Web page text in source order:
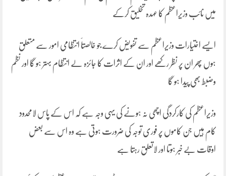
میں نائب وزیراعظم کا عہدہ تخلیق کرکے
ایسے اختیارات وزیراعظم سے تفویض کرے جو خالصتاََ انتظامی امور سے متعلق
ہوں پھر ان پر نظر رکھے اور ان کے اثرات کا جائزہ لے انتظام بہتر ہو گا اور نظم
وضبط بھی پیدا ہو گا
وزیراعظم کی کارکردگی اچھی نہ ہونے کی یہی وجہ ہے کہ اس کے پاس لامحدود
کام ہیں جن کاموں پر فوری توجہ کی ضرورت ہوتی ہے وہ اس سے بعض
اوقات بے خبر ہوتا اور لاتعلق رہتا ہے